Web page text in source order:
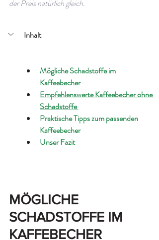
der Preis natürlich gleich.
Inhalt
Mögliche Schadstoffe im
Kaffeebecher
Empfehlenswerte Kaffeebecher ohne
Schadstoffe
Praktische Tipps zum passenden
Kaffeebecher
Unser Fazit
MÖGLICHE
SCHADSTOFFE IM
KAFFEBECHER